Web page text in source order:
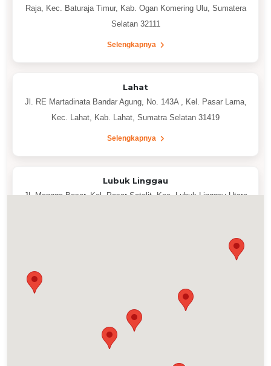
Raja, Kec. Baturaja Timur, Kab. Ogan Komering Ulu, Sumatera
Selatan 32111
Selengkapnya
Lahat
Jl. RE Martadinata Bandar Agung, No. 143A , Kel. Pasar Lama,
Kec. Lahat, Kab. Lahat, Sumatra Selatan 31419
Selengkapnya
Lubuk Linggau
Jl. Mangga Besar, Kel. Pasar Satelit, Kec. Lubuk Linggau Utara
Jl. Muara Dua - Liwa, Kel. Bumi Agung, Kec. Muaradua, Kab.
Ogan Komering Ulu Selatan, Sumatera Selatan 32211
Selengkapnya